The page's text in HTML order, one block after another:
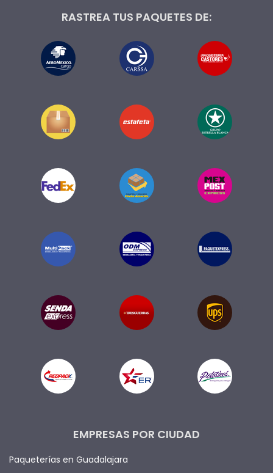
RASTREA TUS PAQUETES DE:
EMPRESAS POR CIUDAD
Paqueterías en Guadalajara